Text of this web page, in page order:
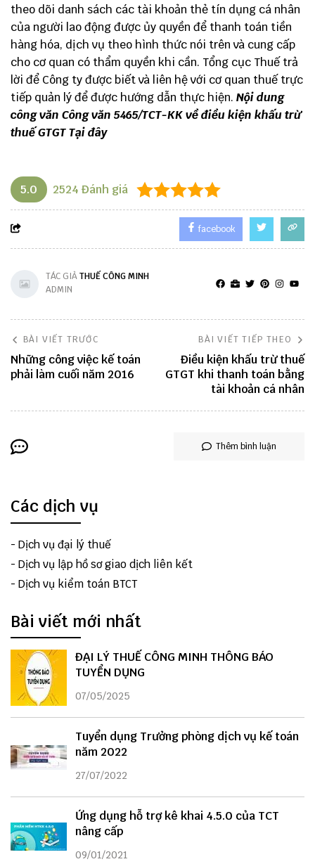
theo dõi danh sách các tài khoản thẻ tín dụng cá nhân
của người lao động được ủy quyền để thanh toán tiền
hàng hóa, dịch vụ theo hình thức nói trên và cung cấp
cho cơ quan có thẩm quyền khi cần. Tổng cục Thuế trả
lời để Công ty được biết và liên hệ với cơ quan thuế trực
tiếp quản lý để được hướng dẫn thực hiện. Nội dung
công văn Công văn 5465/TCT-KK về điều kiện khấu trừ
thuế GTGTTại đây
5.0 2524 Đánh giá
facebook
TÁC GIẢTHUẾ CÔNG MINH
ADMIN
BÀI VIẾT TRƯỚC
Những công việc kế toán
phải làm cuối năm 2016
BÀI VIẾT TIẾP THEO
Điều kiện khấu trừ thuế
GTGT khi thanh toán bằng
tài khoản cá nhân
Thêm bình luận
Các dịch vụ
- Dịch vụ đại lý thuế
- Dịch vụ lập hồ sơ giao dịch liên kết
- Dịch vụ kiểm toán BTCT
Bài viết mới nhất
ĐẠI LÝ THUẾ CÔNG MINH THÔNG BÁO
TUYỂN DỤNG
07/05/2025
Tuyển dụng Trưởng phòng dịch vụ kế toán
năm 2022
27/07/2022
Ứng dụng hỗ trợ kê khai 4.5.0 của TCT
nâng cấp
09/01/2021